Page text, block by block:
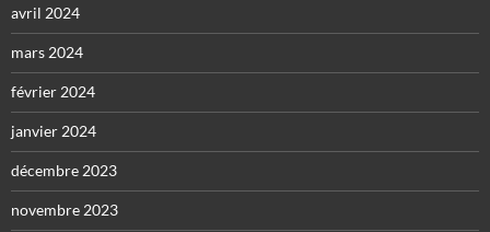
avril 2024
mars 2024
février 2024
janvier 2024
décembre 2023
novembre 2023